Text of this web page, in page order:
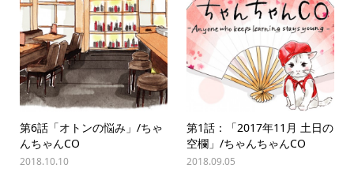
第6話「オトンの悩み」/ちゃ
んちゃんCO
2018.10.10
第1話：「2017年11月 ⼟日の
空欄」/ちゃんちゃんCO
2018.09.05